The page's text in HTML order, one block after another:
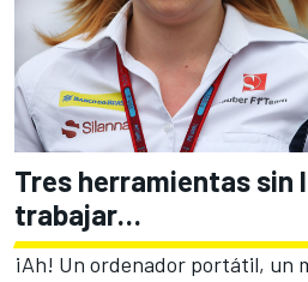
Tres herramientas sin
trabajar…
¡Ah! Un ordenador portátil, un